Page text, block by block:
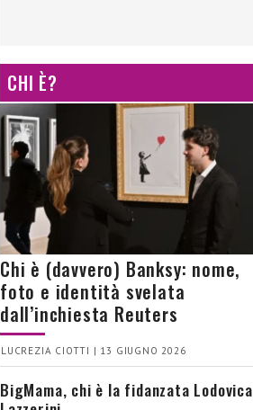
CHI È?
Chi è (davvero) Banksy: nome,
foto e identità svelata
dall’inchiesta Reuters
LUCREZIA CIOTTI | 13 GIUGNO 2026
BigMama, chi è la fidanzata Lodovica